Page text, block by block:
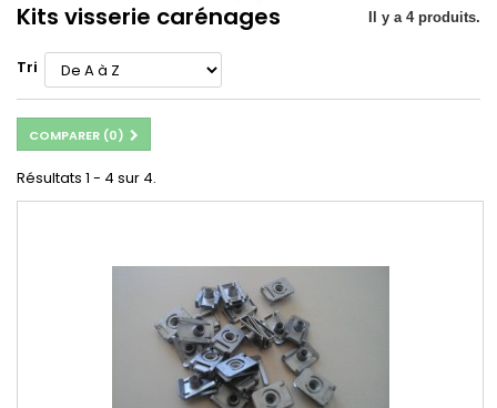
Kits visserie carénages Il y a 4 produits.
Tri
COMPARER (0)
Résultats 1 - 4 sur 4.